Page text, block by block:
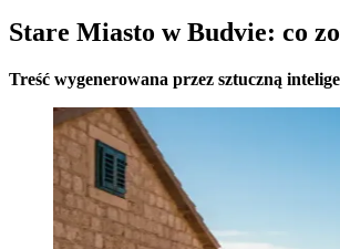
Stare Miasto w Budvie: co
Treść wygenerowana przez sztuczną